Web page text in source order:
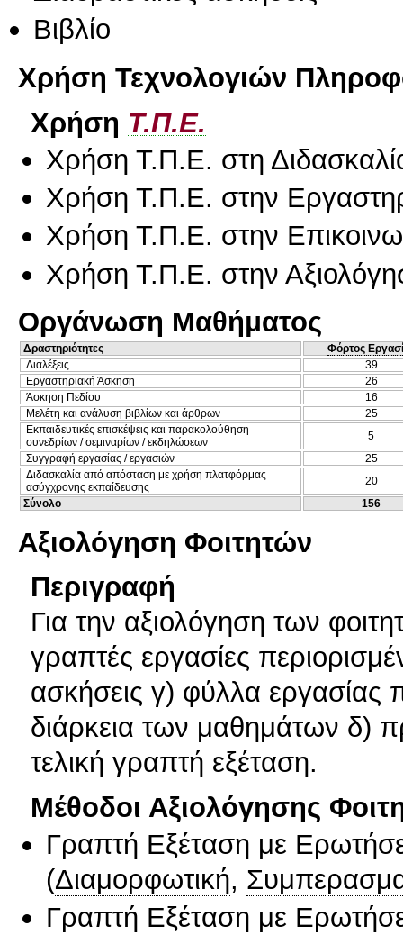
Βιβλίο
Χρήση Τεχνολογιών
Χρήση Τ.Π.Ε.
Χρήση Τ.Π.Ε. στη
Χρήση Τ.Π.Ε. στην
Χρήση Τ.Π.Ε. στην
Χρήση Τ.Π.Ε. στην
Οργάνωση Μαθήματος
Δραστηριότητες
Φόρτος
Διαλέξεις
39
Εργαστηριακή Άσκηση
26
Άσκηση Πεδίου
16
Μελέτη και ανάλυση βιβλίων και άρθρων
25
Εκπαιδευτικές επισκέψεις και παρακολούθηση
συνεδρίων / σεμιναρίων / εκδηλώσεων
5
Συγγραφή εργασίας / εργασιών
25
Διδασκαλία από απόσταση με χρήση πλατφόρμας
ασύγχρονης εκπαίδευσης
20
Σύνολο
156
Αξιολόγηση Φοιτητών
Περιγραφή
Για την αξιολόγηση των
γραπτές εργασίες
ασκήσεις γ) φύλλα
διάρκεια των μαθημάτων δ)
τελική γραπτή εξέταση.
Μέθοδοι Αξιολόγησης
Γραπτή Εξέταση με
(Διαμορφωτική,
Γραπτή Εξέταση με